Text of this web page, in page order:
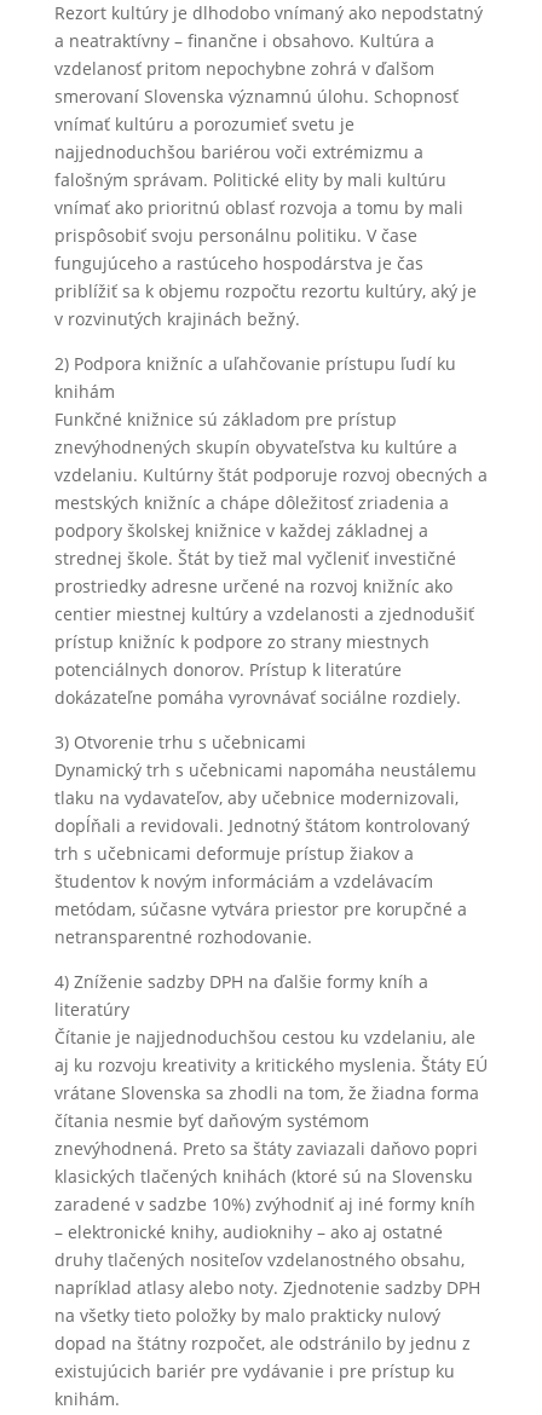
Rezort kultúry je dlhodobo vnímaný ako nepodstatný
a neatraktívny – finančne i obsahovo. Kultúra a
vzdelanosť pritom nepochybne zohrá v ďalšom
smerovaní Slovenska významnú úlohu. Schopnosť
vnímať kultúru a porozumieť svetu je
najjednoduchšou bariérou voči extrémizmu a
falošným správam. Politické elity by mali kultúru
vnímať ako prioritnú oblasť rozvoja a tomu by mali
prispôsobiť svoju personálnu politiku. V čase
fungujúceho a rastúceho hospodárstva je čas
priblížiť sa k objemu rozpočtu rezortu kultúry, aký je
v rozvinutých krajinách bežný.
2) Podpora knižníc a uľahčovanie prístupu ľudí ku
knihám
Funkčné knižnice sú základom pre prístup
znevýhodnených skupín obyvateľstva ku kultúre a
vzdelaniu. Kultúrny štát podporuje rozvoj obecných a
mestských knižníc a chápe dôležitosť zriadenia a
podpory školskej knižnice v každej základnej a
strednej škole. Štát by tiež mal vyčleniť investičné
prostriedky adresne určené na rozvoj knižníc ako
centier miestnej kultúry a vzdelanosti a zjednodušiť
prístup knižníc k podpore zo strany miestnych
potenciálnych donorov. Prístup k literatúre
dokázateľne pomáha vyrovnávať sociálne rozdiely.
3) Otvorenie trhu s učebnicami
Dynamický trh s učebnicami napomáha neustálemu
tlaku na vydavateľov, aby učebnice modernizovali,
dopĺňali a revidovali. Jednotný štátom kontrolovaný
trh s učebnicami deformuje prístup žiakov a
študentov k novým informáciám a vzdelávacím
metódam, súčasne vytvára priestor pre korupčné a
netransparentné rozhodovanie.
4) Zníženie sadzby DPH na ďalšie formy kníh a
literatúry
Čítanie je najjednoduchšou cestou ku vzdelaniu, ale
aj ku rozvoju kreativity a kritického myslenia. Štáty EÚ
vrátane Slovenska sa zhodli na tom, že žiadna forma
čítania nesmie byť daňovým systémom
znevýhodnená. Preto sa štáty zaviazali daňovo popri
klasických tlačených knihách (ktoré sú na Slovensku
zaradené v sadzbe 10%) zvýhodniť aj iné formy kníh
– elektronické knihy, audioknihy – ako aj ostatné
druhy tlačených nositeľov vzdelanostného obsahu,
napríklad atlasy alebo noty. Zjednotenie sadzby DPH
na všetky tieto položky by malo prakticky nulový
dopad na štátny rozpočet, ale odstránilo by jednu z
existujúcich bariér pre vydávanie i pre prístup ku
knihám.